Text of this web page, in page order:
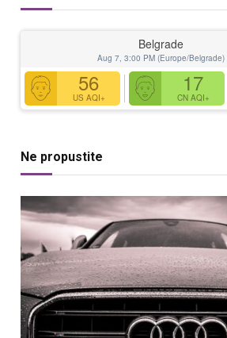
Belgrade
Aug 7, 3:00 PM (Europe/Belgrade)
56
US AQI+
17
CN AQI+
Ne propustite